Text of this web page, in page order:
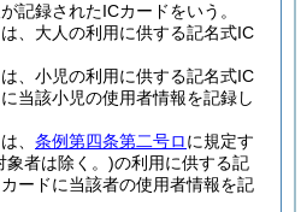
記録されたICカードをいう。
は、大人の利用に供する記名式IC
は、小児の利用に供する記名式IC
当該小児の使用者情報を記録し
、 条例第四条第二号ロに規定す
象者は除く。)の利用に供する記
ードに当該者の使用者情報を記